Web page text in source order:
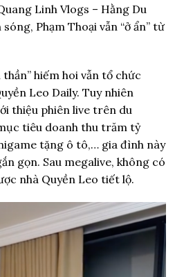
Linh Vlogs – Hằng Du
Phạm Thoại vẫn “ở ẩn” từ
hiếm hoi vẫn tổ chức
Leo Daily. Tuy nhiên
thiệu phiên live trên du
tiêu doanh thu trăm tỷ
tặng ô tô,… gia đình này
gọn. Sau megalive, không có
nhà Quyền Leo tiết lộ.